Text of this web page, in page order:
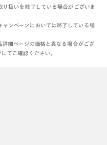
扱いを終了している場合がございま
ンペーンにおいては終了している場
細ページの価格と異なる場合がござ
てご確認ください。